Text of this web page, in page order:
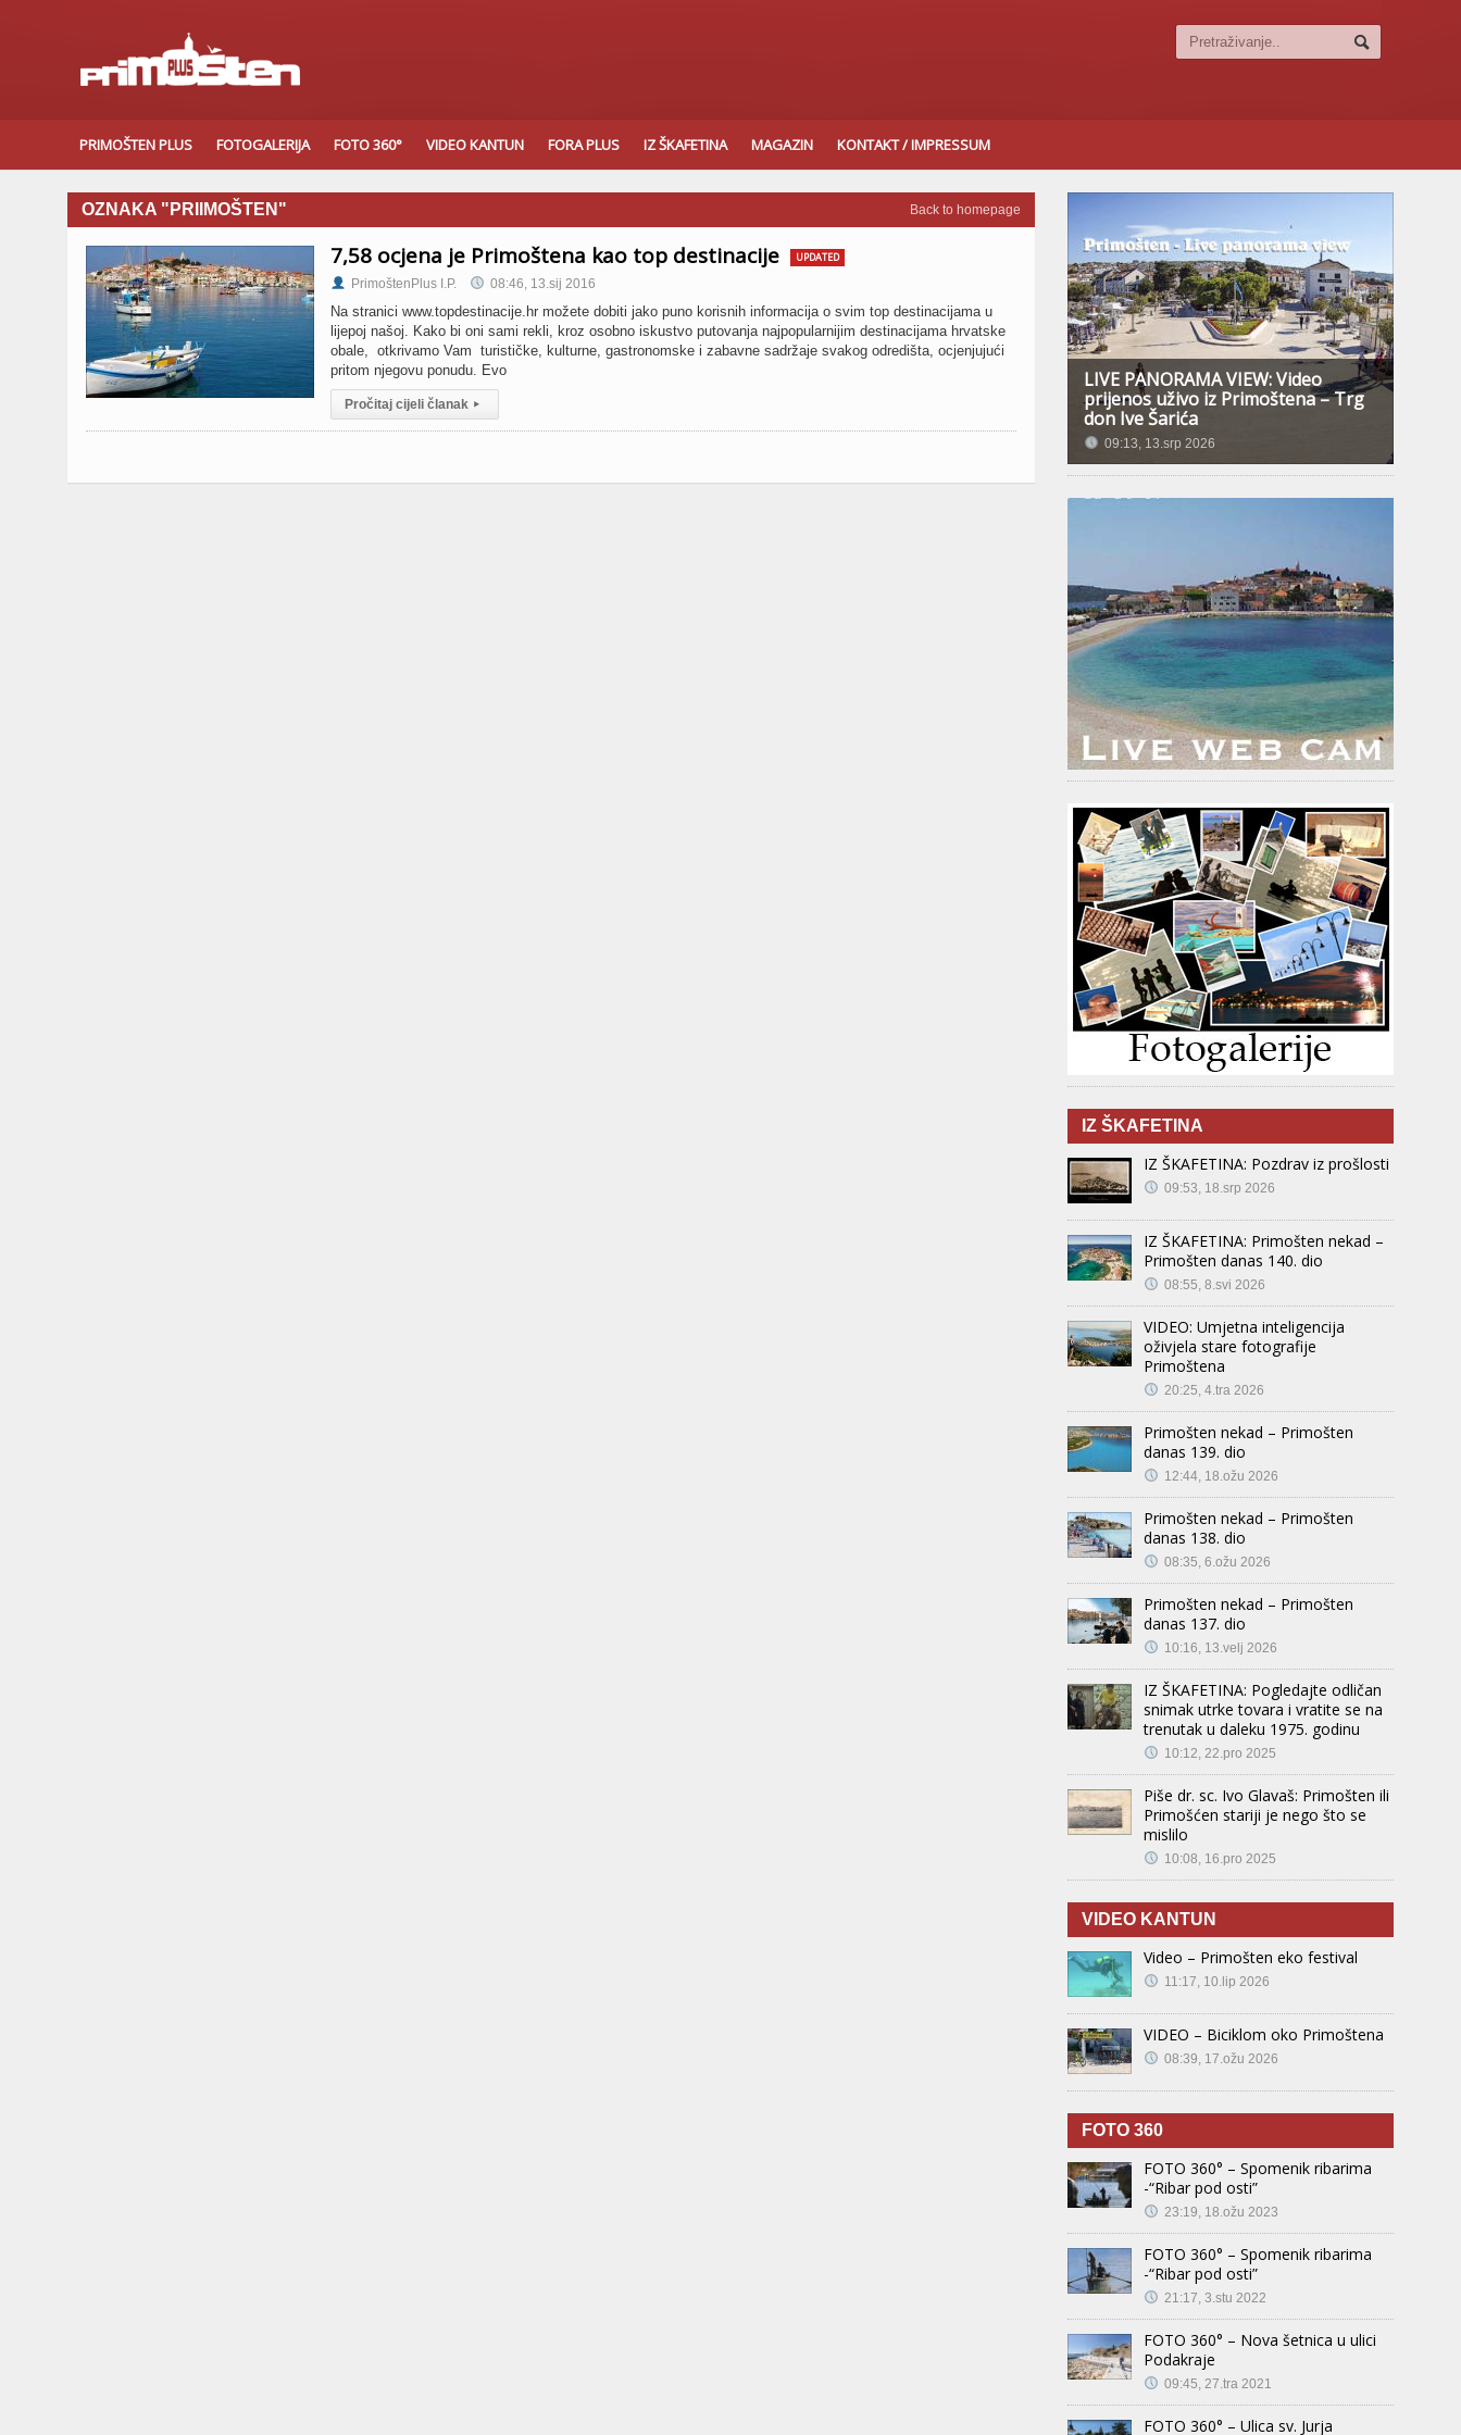
PRIMOŠTEN PLUS FOTOGALERIJA FOTO 360° VIDEO KANTUN FORA PLUS IZ ŠKAFETINA MAGAZIN KONTAKT / IMPRESSUM
Back to homepage
OZNAKA "PRIIMOŠTEN"
7,58 ocjena je Primoštena kao top destinacije UPDATED
PrimoštenPlus I.P. 08:46, 13.sij 2016
Na stranici www.topdestinacije.hr možete dobiti jako puno korisnih informacija o svim top destinacijama u
lijepoj našoj. Kako bi oni sami rekli, kroz osobno iskustvo putovanja najpopularnijim destinacijama hrvatske
obale, otkrivamo Vam turističke, kulturne, gastronomske i zabavne sadržaje svakog odredišta, ocjenjujući
pritom njegovu ponudu. Evo
Pročitaj cijeli članak ▸
LIVE PANORAMA VIEW: Video
prijenos uživo iz Primoštena – Trg
don Ive Šarića
09:13, 13.srp 2026
IZ ŠKAFETINA
IZ ŠKAFETINA: Pozdrav iz prošlosti
09:53, 18.srp 2026
IZ ŠKAFETINA: Primošten nekad –
Primošten danas 140. dio
08:55, 8.svi 2026
VIDEO: Umjetna inteligencija
oživjela stare fotografije
Primoštena
20:25, 4.tra 2026
Primošten nekad – Primošten
danas 139. dio
12:44, 18.ožu 2026
Primošten nekad – Primošten
danas 138. dio
08:35, 6.ožu 2026
Primošten nekad – Primošten
danas 137. dio
10:16, 13.velj 2026
IZ ŠKAFETINA: Pogledajte odličan
snimak utrke tovara i vratite se na
trenutak u daleku 1975. godinu
10:12, 22.pro 2025
Piše dr. sc. Ivo Glavaš: Primošten ili
Primošćen stariji je nego što se
mislilo
10:08, 16.pro 2025
VIDEO KANTUN
Video – Primošten eko festival
11:17, 10.lip 2026
VIDEO – Biciklom oko Primoštena
08:39, 17.ožu 2026
FOTO 360
FOTO 360° – Spomenik ribarima
-“Ribar pod osti”
23:19, 18.ožu 2023
FOTO 360° – Spomenik ribarima
-“Ribar pod osti”
21:17, 3.stu 2022
FOTO 360° – Nova šetnica u ulici
Podakraje
09:45, 27.tra 2021
FOTO 360° – Ulica sv. Jurja